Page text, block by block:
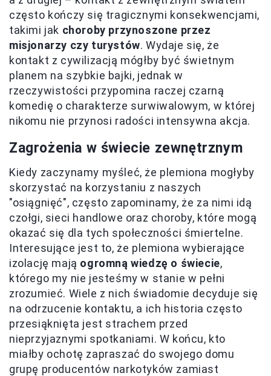
często kończy się tragicznymi konsekwencjami,
takimi jak choroby przynoszone przez
misjonarzy czy turystów. Wydaje się, że
kontakt z cywilizacją mógłby być świetnym
planem na szybkie bajki, jednak w
rzeczywistości przypomina raczej czarną
komedię o charakterze surwiwalowym, w której
nikomu nie przynosi radości intensywna akcja.
Zagrożenia w świecie zewnętrznym
Kiedy zaczynamy myśleć, że plemiona mogłyby
skorzystać na korzystaniu z naszych
"osiągnięć", często zapominamy, że za nimi idą
czołgi, sieci handlowe oraz choroby, które mogą
okazać się dla tych społeczności śmiertelne.
Interesujące jest to, że plemiona wybierające
izolację mają ogromną wiedzę o świecie,
którego my nie jesteśmy w stanie w pełni
zrozumieć. Wiele z nich świadomie decyduje się
na odrzucenie kontaktu, a ich historia często
przesiąknięta jest strachem przed
nieprzyjaznymi spotkaniami. W końcu, kto
miałby ochotę zapraszać do swojego domu
grupę producentów narkotyków zamiast